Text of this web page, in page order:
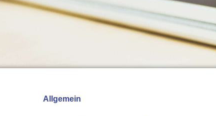
Allgemein